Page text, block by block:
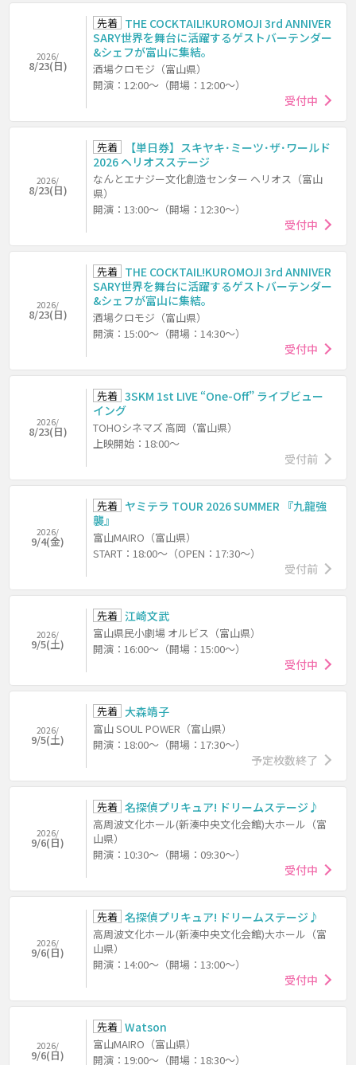
2026/
8/23(日)
先着 THE COCKTAIL!KUROMOJI 3rd ANNIVER
SARY世界を舞台に活躍するゲストバーテンダー
&シェフが富山に集結。
酒場クロモジ（富山県）
開演：12:00～（開場：12:00～）
受付中
2026/
8/23(日)
先着
【単日券】スキヤキ･ミーツ･ザ･ワールド
2026 ヘリオスステージ
なんとエナジー文化創造センター ヘリオス（富山
県）
開演：13:00～（開場：12:30～）
受付中
2026/
8/23(日)
先着 THE COCKTAIL!KUROMOJI 3rd ANNIVER
SARY世界を舞台に活躍するゲストバーテンダー
&シェフが富山に集結。
酒場クロモジ（富山県）
開演：15:00～（開場：14:30～）
受付中
2026/
8/23(日)
先着 3SKM 1st LIVE “One-Off” ライブビュー
イング
TOHOシネマズ 高岡（富山県）
上映開始：18:00～
受付前
2026/
9/4(金)
先着 ヤミテラ TOUR 2026 SUMMER 『九龍強
襲』
富山MAIRO（富山県）
START：18:00～（OPEN：17:30～）
受付前
2026/
9/5(土)
先着 江崎文武
富山県民小劇場 オルビス（富山県）
開演：16:00～（開場：15:00～）
受付中
2026/
9/5(土)
先着 大森靖子
富山 SOUL POWER（富山県）
開演：18:00～（開場：17:30～）
予定枚数終了
2026/
9/6(日)
先着 名探偵プリキュア! ドリームステージ♪
高周波文化ホール(新湊中央文化会館)大ホール（富
山県）
開演：10:30～（開場：09:30～）
受付中
2026/
9/6(日)
先着 名探偵プリキュア! ドリームステージ♪
高周波文化ホール(新湊中央文化会館)大ホール（富
山県）
開演：14:00～（開場：13:00～）
受付中
2026/
9/6(日)
先着 Watson
富山MAIRO（富山県）
開演：19:00～（開場：18:30～）